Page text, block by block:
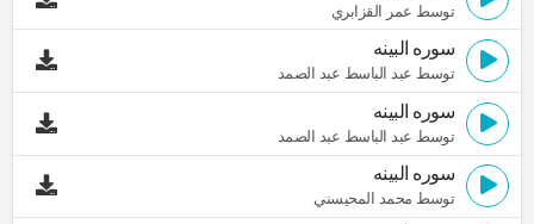
توسط عمر القزابري
سوره البينه
توسط عبد الباسط عبد الصمد
سوره البينه
توسط عبد الباسط عبد الصمد
سوره البينه
توسط محمد المحيسني